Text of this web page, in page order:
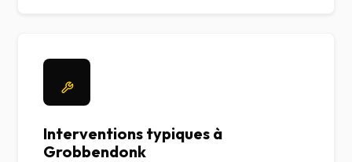
Interventions typiques à
Grobbendonk